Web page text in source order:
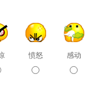
愤怒 感动